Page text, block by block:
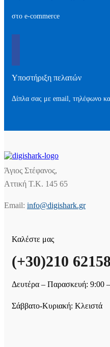
στο e-commerce
Υποστήριξη πελατών
Δίπλα σας με email, τηλέφωνο
Άγιος Στέφανος,
Αττική Τ.Κ. 145 65
Email: info@digishark.gr
Καλέστε μας
(+30)210
Δευτέρα – Παρασκευή: 9:00
Σάββατο-Κυριακή: Κλειστά